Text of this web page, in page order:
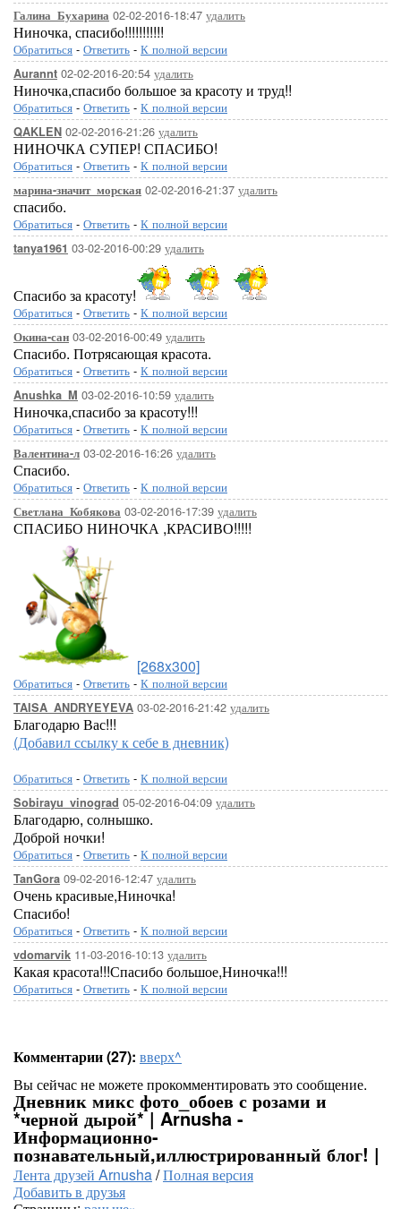
Галина_Бухарина 02-02-2016-18:47 удалить
Ниночка, спасибо!!!!!!!!!!!
Обратиться - Ответить - К полной версии
Aurannt 02-02-2016-20:54 удалить
Ниночка,спасибо большое за красоту и труд!!
Обратиться - Ответить - К полной версии
QAKLEN 02-02-2016-21:26 удалить
НИНОЧКА СУПЕР! СПАСИБО!
Обратиться - Ответить - К полной версии
марина-значит_морская 02-02-2016-21:37 удалить
спасибо.
Обратиться - Ответить - К полной версии
tanya1961 03-02-2016-00:29 удалить
Спасибо за красоту!
Обратиться - Ответить - К полной версии
Окина-сан 03-02-2016-00:49 удалить
Спасибо. Потрясающая красота.
Обратиться - Ответить - К полной версии
Anushka_M 03-02-2016-10:59 удалить
Ниночка,спасибо за красоту!!!
Обратиться - Ответить - К полной версии
Валентина-л 03-02-2016-16:26 удалить
Спасибо.
Обратиться - Ответить - К полной версии
Светлана_Кобякова 03-02-2016-17:39 удалить
СПАСИБО НИНОЧКА ,КРАСИВО!!!!!
[268x300]
Обратиться - Ответить - К полной версии
TAISA_ANDRYEYEVA 03-02-2016-21:42 удалить
Благодарю Вас!!!
(Добавил ссылку к себе в дневник)
Обратиться - Ответить - К полной версии
Sobirayu_vinograd 05-02-2016-04:09 удалить
Благодарю, солнышко.
Доброй ночки!
Обратиться - Ответить - К полной версии
TanGora 09-02-2016-12:47 удалить
Очень красивые,Ниночка!
Спасибо!
Обратиться - Ответить - К полной версии
vdomarvik 11-03-2016-10:13 удалить
Какая красота!!!Спасибо большое,Ниночка!!!
Обратиться - Ответить - К полной версии
Комментарии (27): вверх^
Вы сейчас не можете прокомментировать это сообщение.
Дневник микс фото_обоев с розами и
*черной дырой* | Arnusha -
Информационно-
познавательный,иллюстрированный блог! |
Лента друзей Arnusha/Полная версия
Добавить в друзья